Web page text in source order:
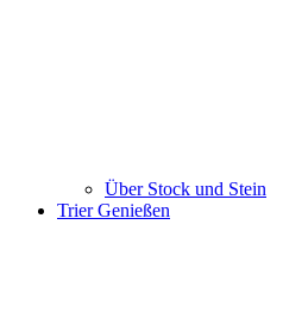
Über Stock und Stein
Trier Genießen